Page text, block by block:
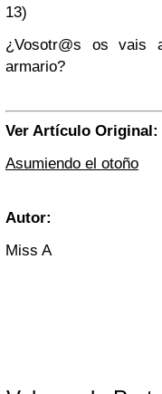
13)
¿Vosotr@s os vais
armario?
Ver Artículo Original:
Asumiendo el otoño
Autor:
Miss A